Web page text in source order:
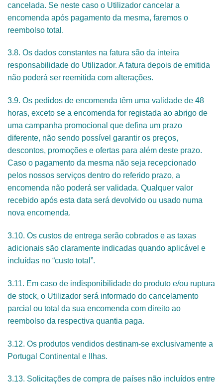
cancelada. Se neste caso o Utilizador cancelar a
encomenda após pagamento da mesma, faremos o
reembolso total.
3.8. Os dados constantes na fatura são da inteira
responsabilidade do Utilizador. A fatura depois de emitida
não poderá ser reemitida com alterações.
3.9. Os pedidos de encomenda têm uma validade de 48
horas, exceto se a encomenda for registada ao abrigo de
uma campanha promocional que defina um prazo
diferente, não sendo possível garantir os preços,
descontos, promoções e ofertas para além deste prazo.
Caso o pagamento da mesma não seja recepcionado
pelos nossos serviços dentro do referido prazo, a
encomenda não poderá ser validada. Qualquer valor
recebido após esta data será devolvido ou usado numa
nova encomenda.
3.10. Os custos de entrega serão cobrados e as taxas
adicionais são claramente indicadas quando aplicável e
incluídas no “custo total”.
3.11. Em caso de indisponibilidade do produto e/ou ruptura
de stock, o Utilizador será informado do cancelamento
parcial ou total da sua encomenda com direito ao
reembolso da respectiva quantia paga.
3.12. Os produtos vendidos destinam-se exclusivamente a
Portugal Continental e Ilhas.
3.13. Solicitações de compra de países não incluídos entre